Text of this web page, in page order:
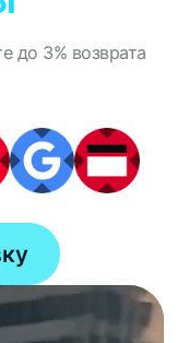
до 3% возврата